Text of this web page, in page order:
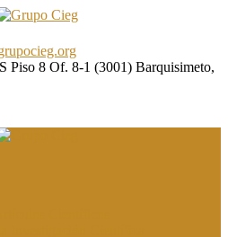
Piso 8 Of. 8-1 (3001) Barquisimeto,